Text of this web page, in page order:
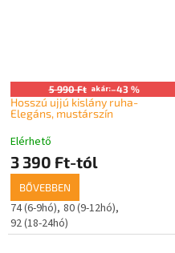
5 990 Ft akár:–43 %
Hosszú ujjú kislány ruha-
Elegáns, mustárszín
Elérhető
3 390 Ft-tól
BŐVEBBEN
74 (6-9hó) 80 (9-12hó)
92 (18-24hó)